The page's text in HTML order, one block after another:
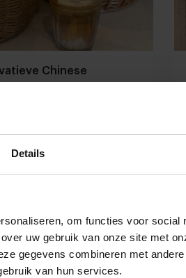
Details
om functies voor social
uw gebruik van onze site met
gegevens combineren met
van hun services.
Chinese
16 februari 2026